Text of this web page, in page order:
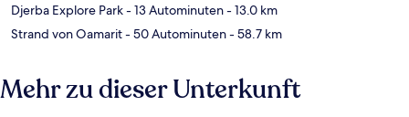
Djerba Explore Park- 13 Autominuten- 13.0 km
Strand von Oamarit- 50 Autominuten- 58.7 km
Mehr zu dieser Unterkunft